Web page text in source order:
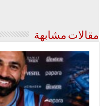
مقالات مشابهة